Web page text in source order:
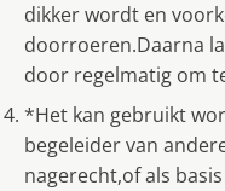
dikker wordt en
doorroeren.Daarna
door regelmatig om
*Het kan gebruikt
begeleider van
nagerecht,of als